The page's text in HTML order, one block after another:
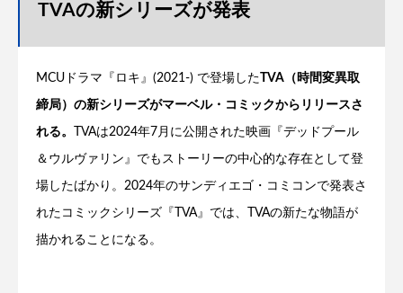
TVAの新シリーズが発表
MCUドラマ『ロキ』(2021-) で登場した TVA（時間変異取
締局）の新シリーズがマーベル・コミックからリリースさ
れる。 TVAは2024年7月に公開された映画『デッドプール
＆ウルヴァリン』でもストーリーの中心的な存在として登
場したばかり。2024年のサンディエゴ・コミコンで発表さ
れたコミックシリーズ『TVA』では、TVAの新たな物語が
描かれることになる。